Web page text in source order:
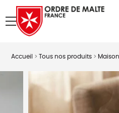
menu
Accueil > Tous nos produits> Maison